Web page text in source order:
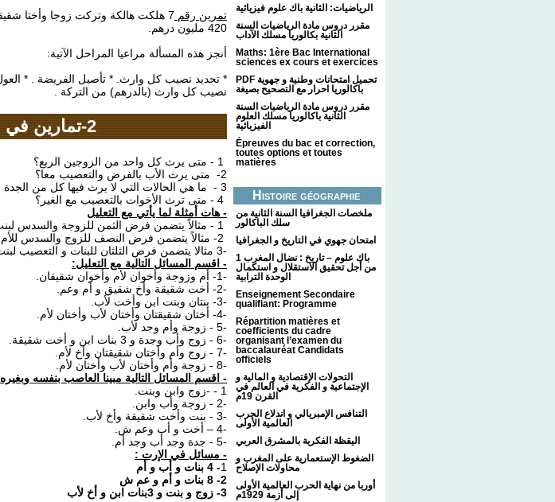
الرياضيات: الثانية باك علوم فيزيائية
مقرر دروس مادة الرياضيات السنة
الثانية بكالوريا مسلك الآداب
Maths: 1ère Bac International
sciences ex cours et exercices
PDF تحميل امتحانات وطنية و جهوية
باكالوريا احرار مع التصحيح بصيغة
مقرر دروس مادة الرياضيات السنة
الثانية باكالوريا مسلك العلوم
الفيزيائية
Épreuves du bac et correction,
toutes options et toutes
matières
Histoire géographie
ملخصات الجغرافيا السنة الثانية من
سلك الباكالور
امتحان جهوي في التاريخ و الجغرافيا
1 باك علوم – تاريخ : نضال المغرب
من أجل تحقيق الاستقلال و استكمال
الوحدة الترابية
Enseignement Secondaire
qualifiant: Programme
Répartition matières et
coefficients du cadre
organisant l’examen du
baccalauréat Candidats
officiels
التحولات الإقتصادية و المالية و
الإجتماعية و الفكرية في العالم في
القرن 19م
التنافس الإمبريالي و اندلاع الحرب
العالمية الأولى
اليقظة الفكرية بالمشرق العربي
الضغوط الإستعمارية على المغرب و
محاولات الإصلاح
أوربا من نهاية الحرب العالمية الأولى
إلى أزمة 1929م
تمرين رقم
7 هلكت هالكة وتركت زوجا وأختا
420 مليون درهم.
أنجز هذه المسألة مراعيا المراحل الآتية:
* تحديد نصيب كل وارث. * تأصيل الفريضة . *
نصيب كل وارث (بالدرهم) من التركة .
2-تمارين في الإرث
2- متى يرث الأب بالفرض والتعصيب معا‏؟‏
3 - ما هي الحالات التي لا يرث فيها كل من الجدة والجد‏؟‏
- هات أمثلة لما يأتي مع التعليل
-3 مثالا يتضمن فرض الثلثان للبنات و التعصيب لبنت ابن
- اقسم المسائل التالية مع التعليل‏:‏
-1- أم وزوجة وأخوان لأم وأخوان شقيقان‏.‏
-2- أخت شقيقة وأخ شقيق و أم وعم‏.‏
-3- بنتان وبنت ابن وأخت لأب‏.‏
-4- أختان شقيقتان وأختان لأب وأختان لأم‏.‏
-5 - زوجة وأم وجد‏ لأب.
-6 - زوج وأب وجدة و 3 بنات ابن و أخت شقيقة.
-7 - زوج وأم وأختان شقيقتان وأخ لأم‏.‏
-8 - زوجة وأم وأختان لأب وأختان لأم‏.‏
- اقسم المسائل التالية مبينا العاصب بنفسه
1 - -زوج وابن وبنت‏.‏
-2 - زوجة وأب وابن‏.‏
-3 - بنت وأخت شقيقة وأخ لأب‏.‏
-4 – أخت و أب وعم ش‏.‏
-5 - جدة وجد أب وجد أم‏.‏
- مسائل في الإرت :
1- 4 بنات و أب و أم
2- 8 بنات و أم و عم ش
3- زوج و بنت و 3بنات ابن و أخ لأب